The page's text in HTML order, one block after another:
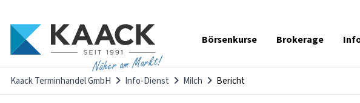
Näher am Markt!
Navigation
Börsenkurse Brokerage
Kaack Terminhandel GmbH Info-Dienst Milch Bericht